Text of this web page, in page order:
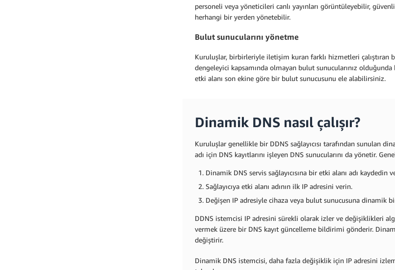
personeli veya yöneticileri canlı yayınları görüntüleyebilir,
herhangi bir yerden yönetebilir.
Bulut sunucularını yönetme
Kuruluşlar, birbirleriyle iletişim kuran farklı hizmetleri
dengeleyici kapsamında olmayan bulut sunucularınız
etki alanı son ekine göre bir bulut sunucusunu ele alabilirsiniz.
Dinamik DNS nasıl çalışır?
Kuruluşlar genellikle bir DDNS sağlayıcısı tarafından sunulan
adı için DNS kayıtlarını işleyen DNS sunucularını da yönetir.
Dinamik DNS servis sağlayıcısına bir etki alanı adı kaydedin
Sağlayıcıya etki alanı adının ilk IP adresini verin.
Değişen IP adresiyle cihaza veya bulut sunucusuna dinamik
DDNS istemcisi IP adresini sürekli olarak izler ve değişiklikleri
vermek üzere bir DNS kayıt güncelleme bildirimi gönderir.
değiştirir.
Dinamik DNS istemcisi, daha fazla değişiklik için IP adresini